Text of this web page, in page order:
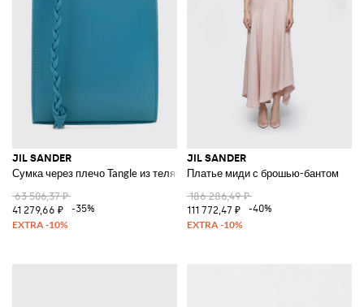
JIL SANDER
Сумка через плечо Tangle из телячьей кожи
63 506,37 ₽
41 279,66 ₽
-35%
JIL SANDER
Платье миди с брошью-бантом
186 286,49 ₽
111 772,47 ₽
-40%